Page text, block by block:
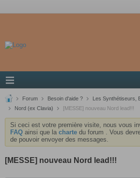
Forum Besoin d'aide ?
Les Synthétiseurs,
Nord (ex Clavia)
[MESSE] nouveau Nord lead!!!
Si ceci est votre première visite, nous vous
FAQ ainsi que la charte du forum . Vous
de pouvoir envoyer des messages.
[MESSE] nouveau Nord lead!!!